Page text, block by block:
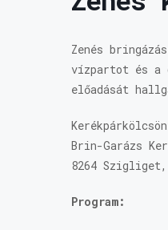
Zenés
vízpartot és a
előadását
Brin-Garázs
8264
Program: